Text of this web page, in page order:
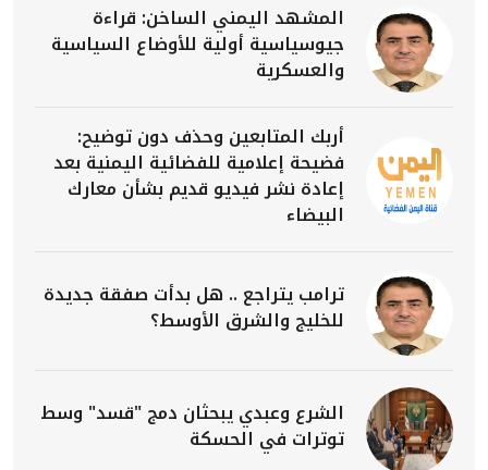
المشهد اليمني الساخن: قراءة
جيوسياسية أولية للأوضاع السياسية
والعسكرية
أربك المتابعين وحذف دون توضيح:
فضيحة إعلامية للفضائية اليمنية بعد
إعادة نشر فيديو قديم بشأن معارك
البيضاء
ترامب يتراجع .. هل بدأت صفقة جديدة
للخليج والشرق الأوسط؟
الشرع وعبدي يبحثان دمج "قسد" وسط
توترات في الحسكة